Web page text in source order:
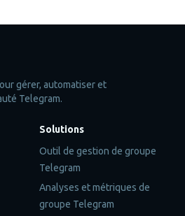
gérer, automatiser et
Telegram.
Solutions
Outil de gestion de groupe
Telegram
Analyses et métriques de
groupe Telegram